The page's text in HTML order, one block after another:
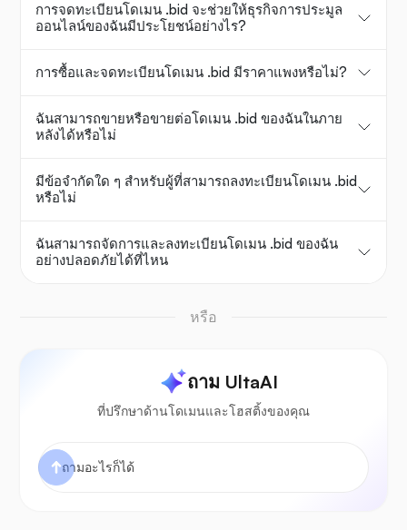
การจดทะเบียนโดเมน .bid จะช่วยให้ธุรกิจการประมูล
ออนไลน์ของฉันมีประโยชน์อย่างไร?
การซื้อและจดทะเบียนโดเมน .bid มีราคาแพงหรือไม่?
ฉันสามารถขายหรือขายต่อโดเมน .bid ของฉันในภาย
หลังได้หรือไม่
มีข้อจำกัดใด ๆ สำหรับผู้ที่สามารถลงทะเบียนโดเมน .bid
หรือไม่
ฉันสามารถจัดการและลงทะเบียนโดเมน .bid ของฉัน
อย่างปลอดภัยได้ที่ไหน
หรือ
ถาม UltaAI
ที่ปรึกษาด้านโดเมนและโฮสติ้งของคุณ